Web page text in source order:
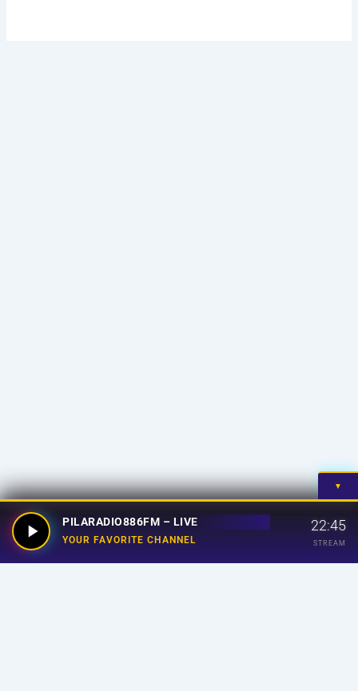
▼
PILARADIO886FM – LIVE
YOUR FAVORITE CHANNEL
22:45
STREAM